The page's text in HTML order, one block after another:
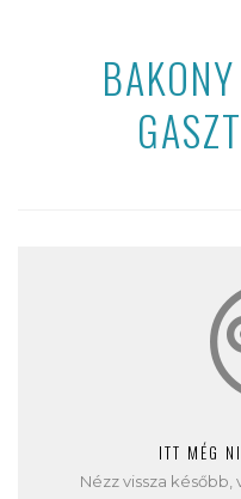
ITT MÉG
Nézz vissza később,